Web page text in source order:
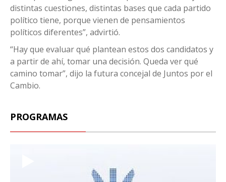
distintas cuestiones, distintas bases que cada partido
político tiene, porque vienen de pensamientos
políticos diferentes”, advirtió.
“Hay que evaluar qué plantean estos dos candidatos y
a partir de ahí, tomar una decisión. Queda ver qué
camino tomar”, dijo la futura concejal de Juntos por el
Cambio.
PROGRAMAS